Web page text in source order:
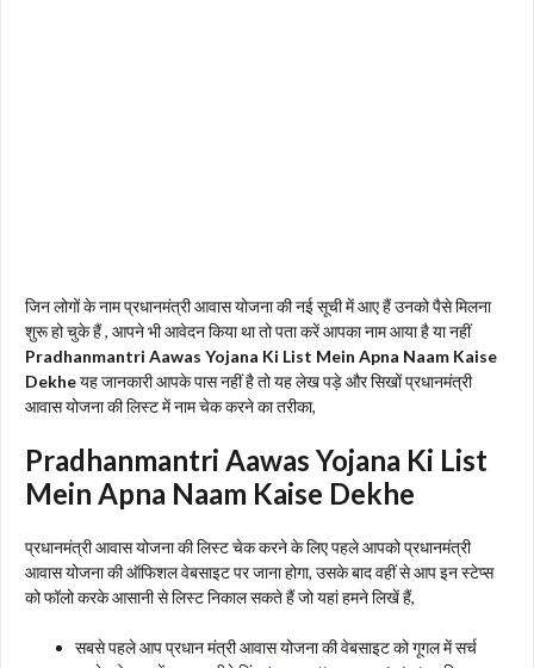
जिन लोगों के नाम प्रधानमंत्री आवास योजना की नई सूची में आए हैं उनको पैसे मिलना
शुरू हो चुके हैं , आपने भी आवेदन किया था तो पता करें आपका नाम आया है या नहीं
Pradhanmantri Aawas Yojana Ki List Mein Apna Naam Kaise
Dekheयह जानकारी आपके पास नहीं है तो यह लेख पड़े और सिखों प्रधानमंत्री
आवास योजना की लिस्ट में नाम चेक करने का तरीका,
Pradhanmantri Aawas Yojana Ki List
Mein Apna Naam Kaise Dekhe
प्रधानमंत्री आवास योजना की लिस्ट चेक करने के लिए पहले आपको प्रधानमंत्री
आवास योजना की ऑफिशल वेबसाइट पर जाना होगा, उसके बाद वहीं से आप इन स्टेप्स
को फॉलो करके आसानी से लिस्ट निकाल सकते हैं जो यहां हमने लिखें हैं,
सबसे पहले आप प्रधान मंत्री आवास योजना की वेबसाइट को गूगल में सर्च